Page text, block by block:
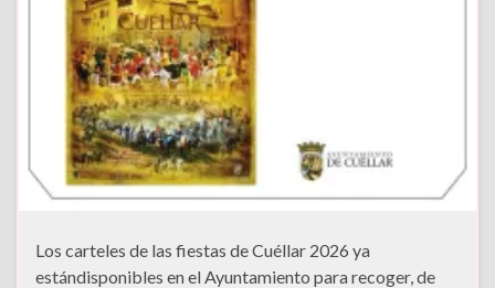
Los carteles de las fiestas de Cuéllar 2026 ya
estándisponibles en el Ayuntamiento para recoger, de